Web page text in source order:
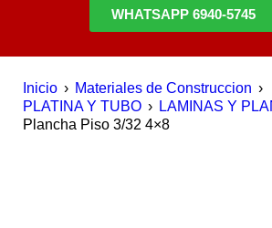
WHATSAPP 6940-5745
Inicio › Materiales de Construccion ›
PLATINA Y TUBO › LAMINAS Y
Plancha Piso 3/32 4×8